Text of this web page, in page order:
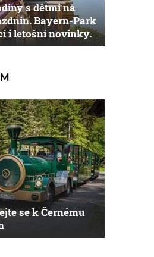
s dětmi na
Bayern-Park
i letošní novinky.
se k Černému